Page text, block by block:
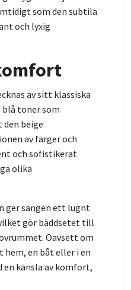
som den subtila
och lyxig
av sitt klassiska
toner som
beige
av färger och
och sofistikerat
olika
ger sängen ett lugnt
gör bäddsetet till
Oavsett om
hem, en båt eller i en
en känsla av komfort,